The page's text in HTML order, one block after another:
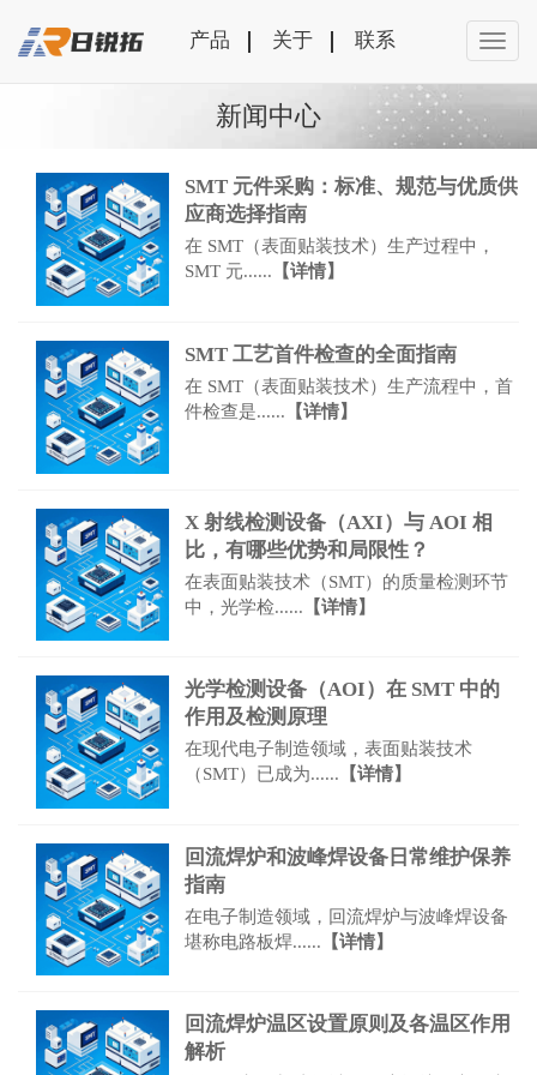
产品 关于 联系
新闻中心
SMT 元件采购：标准、规范与优质供
应商选择指南
在 SMT（表面贴装技术）生产过程中，
SMT 元...... 【详情】
SMT 工艺首件检查的全面指南​
在 SMT（表面贴装技术）生产流程中，首
件检查是...... 【详情】
X 射线检测设备（AXI）与 AOI 相
比，有哪些优势和局限性？
在表面贴装技术（SMT）的质量检测环节
中，光学检...... 【详情】
光学检测设备（AOI）在 SMT 中的
作用及检测原理
在现代电子制造领域，表面贴装技术
（SMT）已成为...... 【详情】
回流焊炉和波峰焊设备日常维护保养
指南
在电子制造领域，回流焊炉与波峰焊设备
堪称电路板焊...... 【详情】
回流焊炉温区设置原则及各温区作用
解析